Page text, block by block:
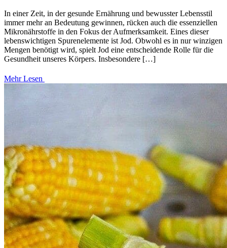
In einer Zeit, in der gesunde Ernährung und bewusster Lebensstil
immer mehr an Bedeutung gewinnen, rücken auch die essenziellen
Mikronährstoffe in den Fokus der Aufmerksamkeit. Eines dieser
lebenswichtigen Spurenelemente ist Jod. Obwohl es in nur winzigen
Mengen benötigt wird, spielt Jod eine entscheidende Rolle für die
Gesundheit unseres Körpers. Insbesondere […]
Mehr Lesen